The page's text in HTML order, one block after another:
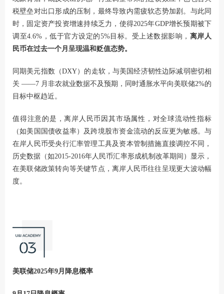
税壁垒对出口形成的压制，最终导致内需疲软态势加剧。与此同
时，固定资产投资增速持续乏力，使得2025年GDP增长预期被下
调至4.6%，低于官方设定的5%目标。受上述数据影响， 离岸人
民币在过去一个月呈现温和贬值态势。
同期美元指数（DXY）的走软，与美国经济韧性边际减弱密切相
关 ——7 月非农就业数据不及预期，同时通胀水平向美联储2%的
目标中枢趋近。
值得注意的是，离岸人民币因其市场属性，对全球流动性指标
（如美国国债收益率）及跨境股市资金流动的反应更为敏感。与
在岸人民币受央行汇率管理工具及资本管制措施直接调控不同，
历史数据（如2015-2016年人民币汇率形成机制改革期间）显示，
在美联储政策转向等关键节点，离岸人民币往往呈现更大波动幅
度。
美联储2025年9月降息概率